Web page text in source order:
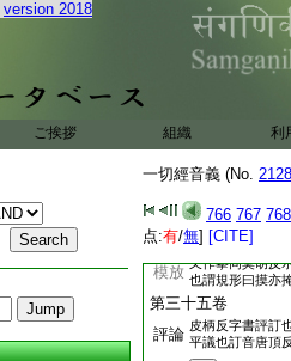
version 2018
ご挨拶 組織 利
一切經音義 (No.
766 767 768
点:有/無] [CITE]
之縁反專猶自是
也專壹也任也
第三十四卷
古文㝢籀文
人捦
同巨金反捦
捶撻
又作箠同之蕊反
壃界 居良反壃境也亦
疋壃垂也壃場在
模放 又作摹同莫胡反
也謂規形曰摸亦
第三十五卷
評論 皮柄反字書評訂
平議也訂音唐頂